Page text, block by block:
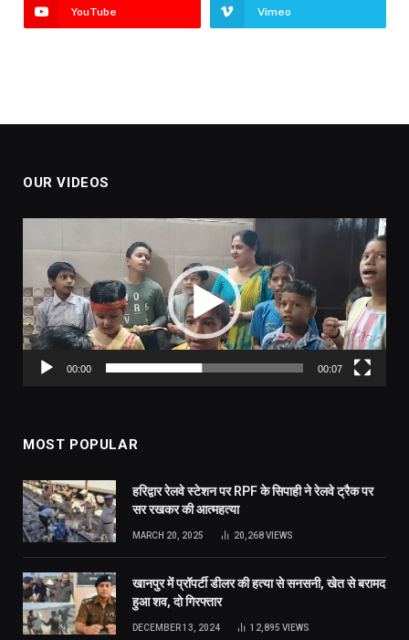
YouTube Vimeo
OUR VIDEOS
00:00 00:07
MOST POPULAR
हरिद्वार रेलवे स्टेशन पर RPF के सिपाही ने रेलवे ट्रैक पर
सर रखकर की आत्महत्या
MARCH 20, 2025 20,268VIEWS
खानपुर में प्रॉपर्टी डीलर की हत्या से सनसनी, खेत से बरामद
हुआ शव, दो गिरफ्तार
DECEMBER 13, 2024 12,895 VIEWS